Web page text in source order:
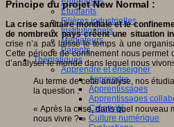
Etudiants
Filières industrielles
Institutionnels
Médiateurs
Parents
Thématiques
Apprendre et enseigner
Apprendre
Apprentissages
Apprentissages
Créativité
Culture numérique
Principe du projet New Normal :
La crise sanitaire mondiale et le
de nombreux pays créent une situation
crise n’a pas laissé le temps à une
Cette période de confinement nous permet
d’analyser le monde dans lequel nous
Au terme de cette analyse, nos
la question :
« Après la crise, dans quel nouveau
nous vivre ? »